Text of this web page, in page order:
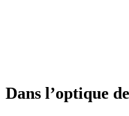
Dans l’optique